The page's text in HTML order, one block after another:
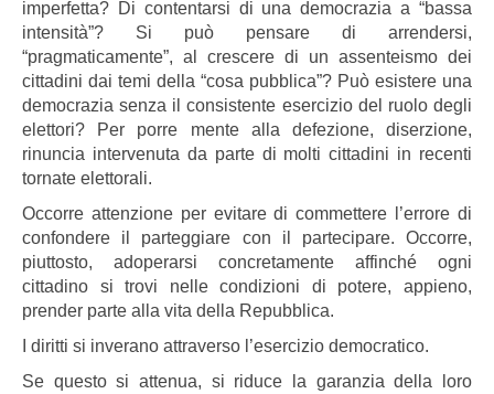
imperfetta? Di contentarsi di una democrazia a “bassa
intensità”? Si può pensare di arrendersi,
“pragmaticamente”, al crescere di un assenteismo dei
cittadini dai temi della “cosa pubblica”? Può esistere una
democrazia senza il consistente esercizio del ruolo degli
elettori? Per porre mente alla defezione, diserzione,
rinuncia intervenuta da parte di molti cittadini in recenti
tornate elettorali.
Occorre attenzione per evitare di commettere l’errore di
confondere il parteggiare con il partecipare. Occorre,
piuttosto, adoperarsi concretamente affinché ogni
cittadino si trovi nelle condizioni di potere, appieno,
prender parte alla vita della Repubblica.
I diritti si inverano attraverso l’esercizio democratico.
Se questo si attenua, si riduce la garanzia della loro